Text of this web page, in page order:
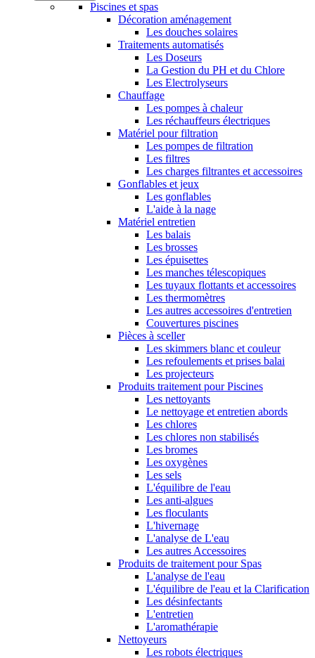
Piscines et spas
Décoration aménagement
Les douches solaires
Traitements automatisés
Les Doseurs
La Gestion du PH et du Chlore
Les Electrolyseurs
Chauffage
Les pompes à chaleur
Les réchauffeurs électriques
Matériel pour filtration
Les pompes de filtration
Les filtres
Les charges filtrantes et accessoires
Gonflables et jeux
Les gonflables
L'aide à la nage
Matériel entretien
Les balais
Les brosses
Les épuisettes
Les manches télescopiques
Les tuyaux flottants et accessoires
Les thermomètres
Les autres accessoires d'entretien
Couvertures piscines
Pièces à sceller
Les skimmers blanc et couleur
Les refoulements et prises balai
Les projecteurs
Produits traitement pour Piscines
Les nettoyants
Le nettoyage et entretien abords
Les chlores
Les chlores non stabilisés
Les bromes
Les oxygènes
Les sels
L'équilibre de l'eau
Les anti-algues
Les floculants
L'hivernage
L'analyse de L'eau
Les autres Accessoires
Produits de traitement pour Spas
L'analyse de l'eau
L'équilibre de l'eau et la Clarification
Les désinfectants
L'entretien
L'aromathérapie
Nettoyeurs
Les robots électriques